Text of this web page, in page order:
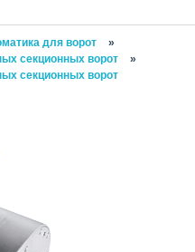
для ворот
»
секционных ворот
»
секционных ворот